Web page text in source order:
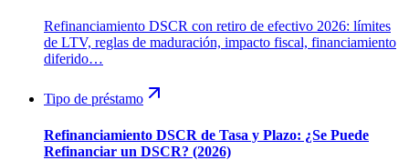
Refinanciamiento DSCR con retiro de efectivo 2026: límites
de LTV, reglas de maduración, impacto fiscal, financiamiento
diferido…
Tipo de préstamo
Refinanciamiento DSCR de Tasa y Plazo: ¿Se Puede
Refinanciar un DSCR? (2026)